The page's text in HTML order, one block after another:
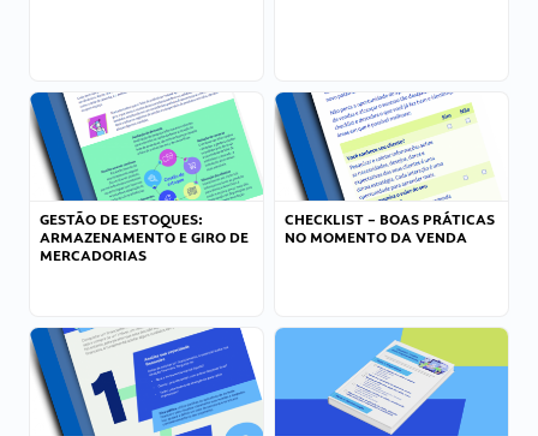
GESTÃO DE ESTOQUES:
ARMAZENAMENTO E GIRO DE
MERCADORIAS
CHECKLIST – BOAS PRÁTICAS
NO MOMENTO DA VENDA